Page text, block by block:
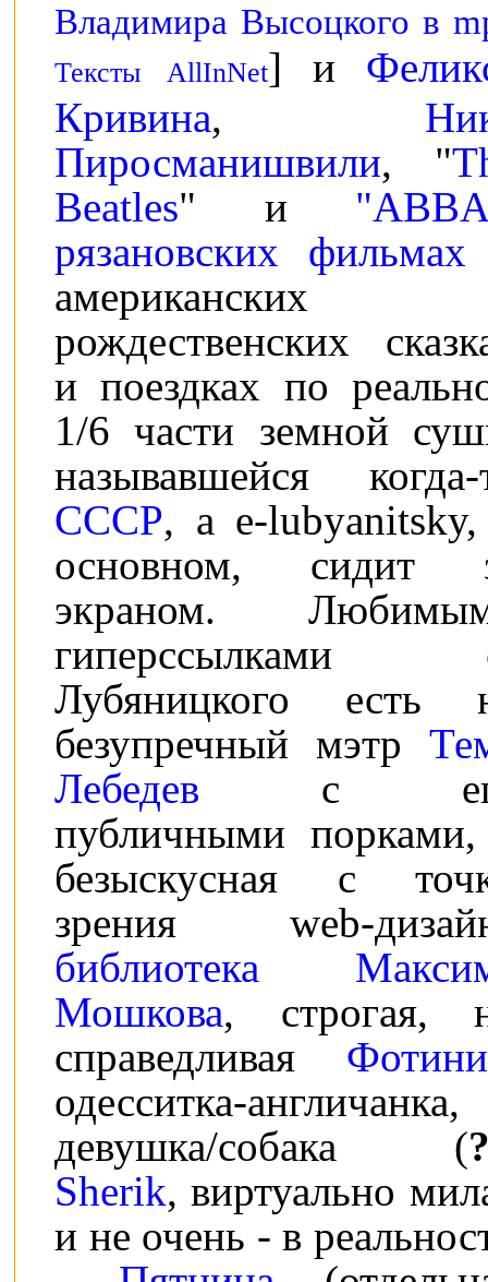
Владимира Высоцкого в
Тексты AllInNet] и
Кривина,
Пиросманишвили, "
Beatles" и
рязановских фильмах
американских
рождественских
и поездках по
1/6 части земной
называвшейся когда-
СССР, а e-
основном, сидит
экраном.
гиперссылками
Лубяницкого есть
безупречный мэтр
Лебедев с
публичными
безыскусная с
зрения web-
библиотека
Мошкова, строгая,
справедливая
одесситка-англичанка,
девушка/собака (
Sherik, виртуально
и не очень - в